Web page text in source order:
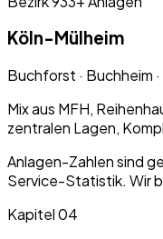
Köln-Mülheim
Buchforst · Buchheim
Mix aus MFH,
zentralen Lagen,
Anlagen-Zahlen sind
Service-Statistik. Wir
Kapitel 04